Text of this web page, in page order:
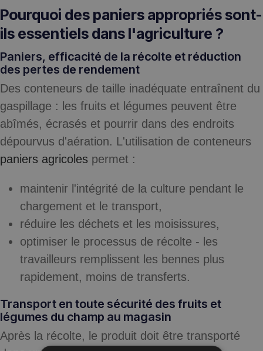
Pourquoi des paniers appropriés sont-
ils essentiels dans l'agriculture ?
Paniers, efficacité de la récolte et réduction
des pertes de rendement
Des conteneurs de taille inadéquate entraînent du
gaspillage : les fruits et légumes peuvent être
abîmés, écrasés et pourrir dans des endroits
dépourvus d'aération. L'utilisation de conteneurs
paniers agricoles permet :
maintenir l'intégrité de la culture pendant le
chargement et le transport,
réduire les déchets et les moisissures,
optimiser le processus de récolte - les
travailleurs remplissent les bennes plus
rapidement, moins de transferts.
Transport en toute sécurité des fruits et
légumes du champ au magasin
Après la récolte, le produit doit être transporté